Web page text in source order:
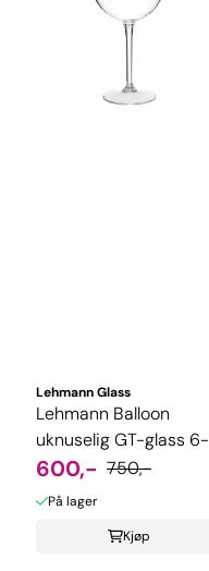
Lehmann Glass
Lehmann Balloon
uknuselig GT-glass 6-
pakning
600,- 750,-
På lager
Kjøp